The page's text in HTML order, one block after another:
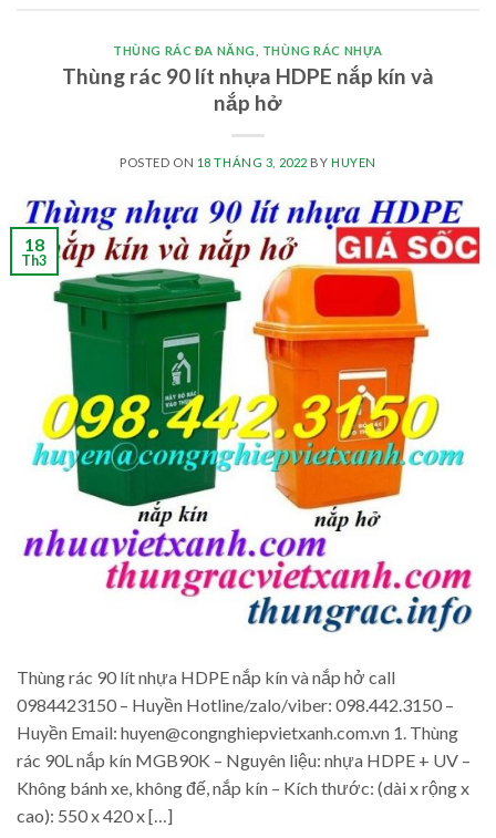
THÙNG RÁC ĐA NĂNG THÙNG RÁC NHỰA
Thùng rác 90 lít nhựa HDPE nắp kín và
nắp hở
POSTED ON 18 THÁNG 3, 2022 BY HUYEN
18
Th3
Thùng rác 90 lít nhựa HDPE nắp kín và nắp hở call
0984423150 – Huyền Hotline/zalo/viber: 098.442.3150 –
Huyền Email: huyen@congnghiepvietxanh.com.vn 1. Thùng
rác 90L nắp kín MGB90K – Nguyên liệu: nhựa HDPE + UV –
Không bánh xe, không đế, nắp kín – Kích thước: (dài x rộng x
cao): 550 x 420 x […]